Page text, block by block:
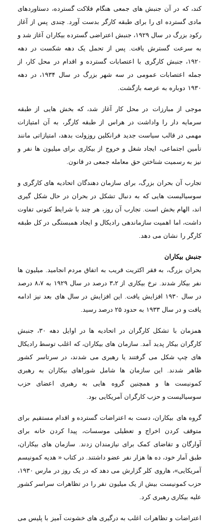
کند، که در آن جنبش های جمعی هنگام فلاکت گسترده، دستاوردهای
مادی گسترده ای را برای طبقه کارگر بدست آورد. چندی پس از آغاز
رکود بزرگ در سال۱۹۲۹، جنبش اعتراضی گسترده بیکاران آغاز شد و
به سرعت
گسترش یافت. پس از تحمل یک دهه شکست در دهه
۱۹۲۰، جنبش کارگری با اعتصابات گسترده و
اقدام در محل کار، از
جمله اعتصابات عمومی در سه شهر بزرگ در سال۱۹۳۴، در دهه
۱۹۳۰ دوباره به عرصه بازگشت.
موجی از مبارزات در محل کار آغاز شد، که بخش هایی از طبقه
سرمایه دار را واداشت در هراس از طبقه کارگر، به آن امتیازات
مهمی در قالب سیاست جدید فرانکلین روزولت بدهد، امتیازاتی مانند
تأمین اجتماعی، ایجاد شغل و خروج از بیکاری برای میلیون ها نفر و
نیز به رسمیت شناختن حق معامله جمعی در قانون.
تجارب آن
بحران بزرگ، برای سازمان دهندگان اتحادیه های کارگری و
سوسیالیست هایی که به دنبال تشکل در بحران در حال شکل گیری
اند، الهام بخش است. تجارب آن روز، هر چند با شرایط
کنونی تفاوت
داشت، اما اهمیت سازماندهی رادیکال و ایجاد همبستگی در کل طبقه
کارگر را
نشان می دهد .
جنبش بیکاران
بحران بزرگ، به فقر اکثریت قریب به اتفاق مردم انجامید. میلیون ها
نفر بیکار شدند. نرخ بیکاری از ۳،۲ درصد در سال۱۹۲۹به ۸،۷ درصد
در سال۱۹۳۰افزایش یافت. این افزایش در سال های
بعد نیز ادامه
یافت و در سال۱۹۳۳به حدود۲۵درصد رسید.
همزمان با تشکل کارگران در اتحادیه ها در اوایل دهه۳۰
، جنبش
کارگران بیکار پدید آمد. سازمان
های بیکاران، که اغلب توسط رادیکال
های چپ شکل می گرفتند یا رهبری می شدند، در سرتاسر کشور
ظاهر شدند. این سازمان ها شامل شوراهای بیکاران به رهبری
کمونیست ها و همچنین
گروه هایی به رهبری اعضای حزب
سوسیالیست و حزب کارگران آمریکایی بود
گروه های بیکاران، دست به اعتراضات گسترده و اقدام مستقیم برای
متوقف کردن اخراج و تعطیلی موسسات،
پیدا کردن خانه برای
آوارگان و تقاضای کمک برای نیازمندان زدند. سازمان های بیکاران،
طبق آمار خود، ده ها هزار نفر عضو داشتند. در کتاب « هدیه کمونیسم
آمریکایی»، هاروی کلر گزارش می دهد که در یک روز در مارس ۱۹۳۰،
حزب کمونیست بیش از یک میلیون نفر را
در تظاهرات سراسر کشور
علیه بیکاری رهبری کرد .
اعتراضات و تظاهرات اغلب به درگیری های خشونت آمیز با پلیس می